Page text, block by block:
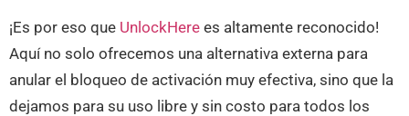
¡Es por eso que UnlockHere es altamente reconocido!
Aquí no solo ofrecemos una alternativa externa para
anular el bloqueo de activación muy efectiva, sino que la
dejamos para su uso libre y sin costo para todos los